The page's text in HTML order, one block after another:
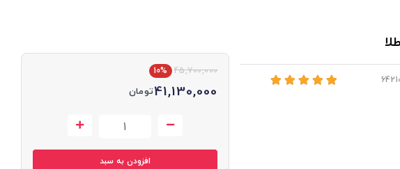
45,700,000
10%
41,130,000تومان
افزودن به سبد